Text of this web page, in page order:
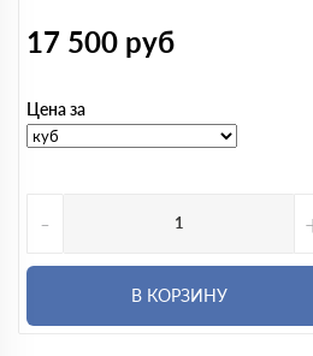
17 500 руб
Цена за
-
В КОРЗИНУ